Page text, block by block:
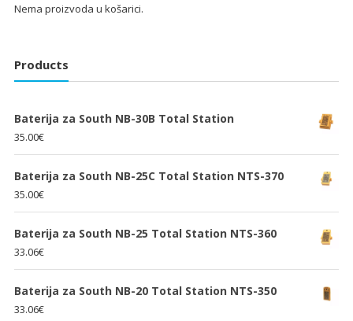
Nema proizvoda u košarici.
Products
Baterija za South NB-30B Total Station
35.00€
Baterija za South NB-25C Total Station NTS-370
35.00€
Baterija za South NB-25 Total Station NTS-360
33.06€
Baterija za South NB-20 Total Station NTS-350
33.06€